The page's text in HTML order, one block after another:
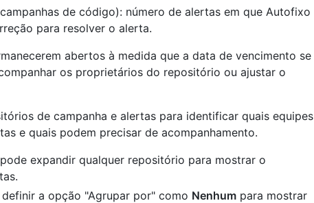
de código): número de alertas em que Autofixo
para resolver o alerta.
abertos à medida que a data de vencimento se
os proprietários do repositório ou ajustar o
de campanha e alertas para identificar quais equipes
e quais podem precisar de acompanhamento.
expandir qualquer repositório para mostrar o
a opção "Agrupar por" como Nenhum para mostrar